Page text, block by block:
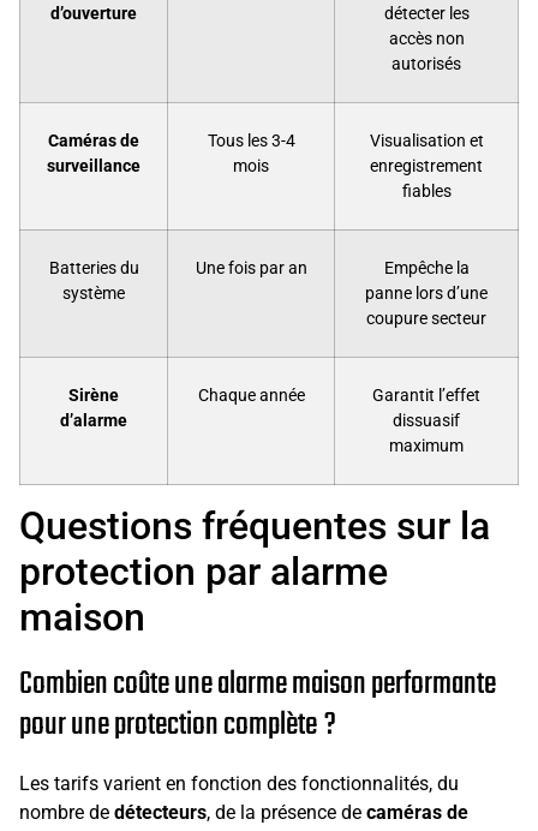
d’ouverture
détecter les
accès non
autorisés
Caméras de
surveillance
Tous les 3-4
mois
Visualisation et
enregistrement
fiables
Batteries du
système
Une fois par an
Empêche la
panne lors d’une
coupure secteur
Sirène
d’alarme
Chaque année
Garantit l’effet
dissuasif
maximum
Questions fréquentes sur la
protection par alarme
maison
Combien coûte une alarme maison performante
pour une protection complète ?
Les tarifs varient en fonction des fonctionnalités, du
nombre de détecteurs, de la présence de caméras de